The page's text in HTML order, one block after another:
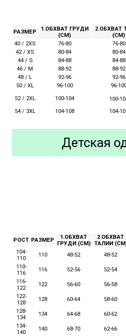
РАЗМЕР
1.ОБХВАТ ГРУДИ
(СМ)
2.ОБХВАТ
(СМ)
40 / 2XS
76-80 76-80
42 / XS
80-84 80-84
44 / S
84-88 84-88
46 / M
88-92 88-92
48 / L
92-96 92-96
50 / XL
96-100 96-
52 / 2XL
100-104 100-
54 / 3XL
104-108 104-
Детская
РОСТ РАЗМЕР
1.ОБХВАТ
ГРУДИ (СМ)
2.ОБХВАТ
ТАЛИИ
104-
110
110 48-52 48-52
110-
116
116 52-56 52-54
116-
122
122 56-60 56-58
122-
128
128 60-64 58-60
128-
134
134 64-68 60-62
134-
140
140 68-70 62-66